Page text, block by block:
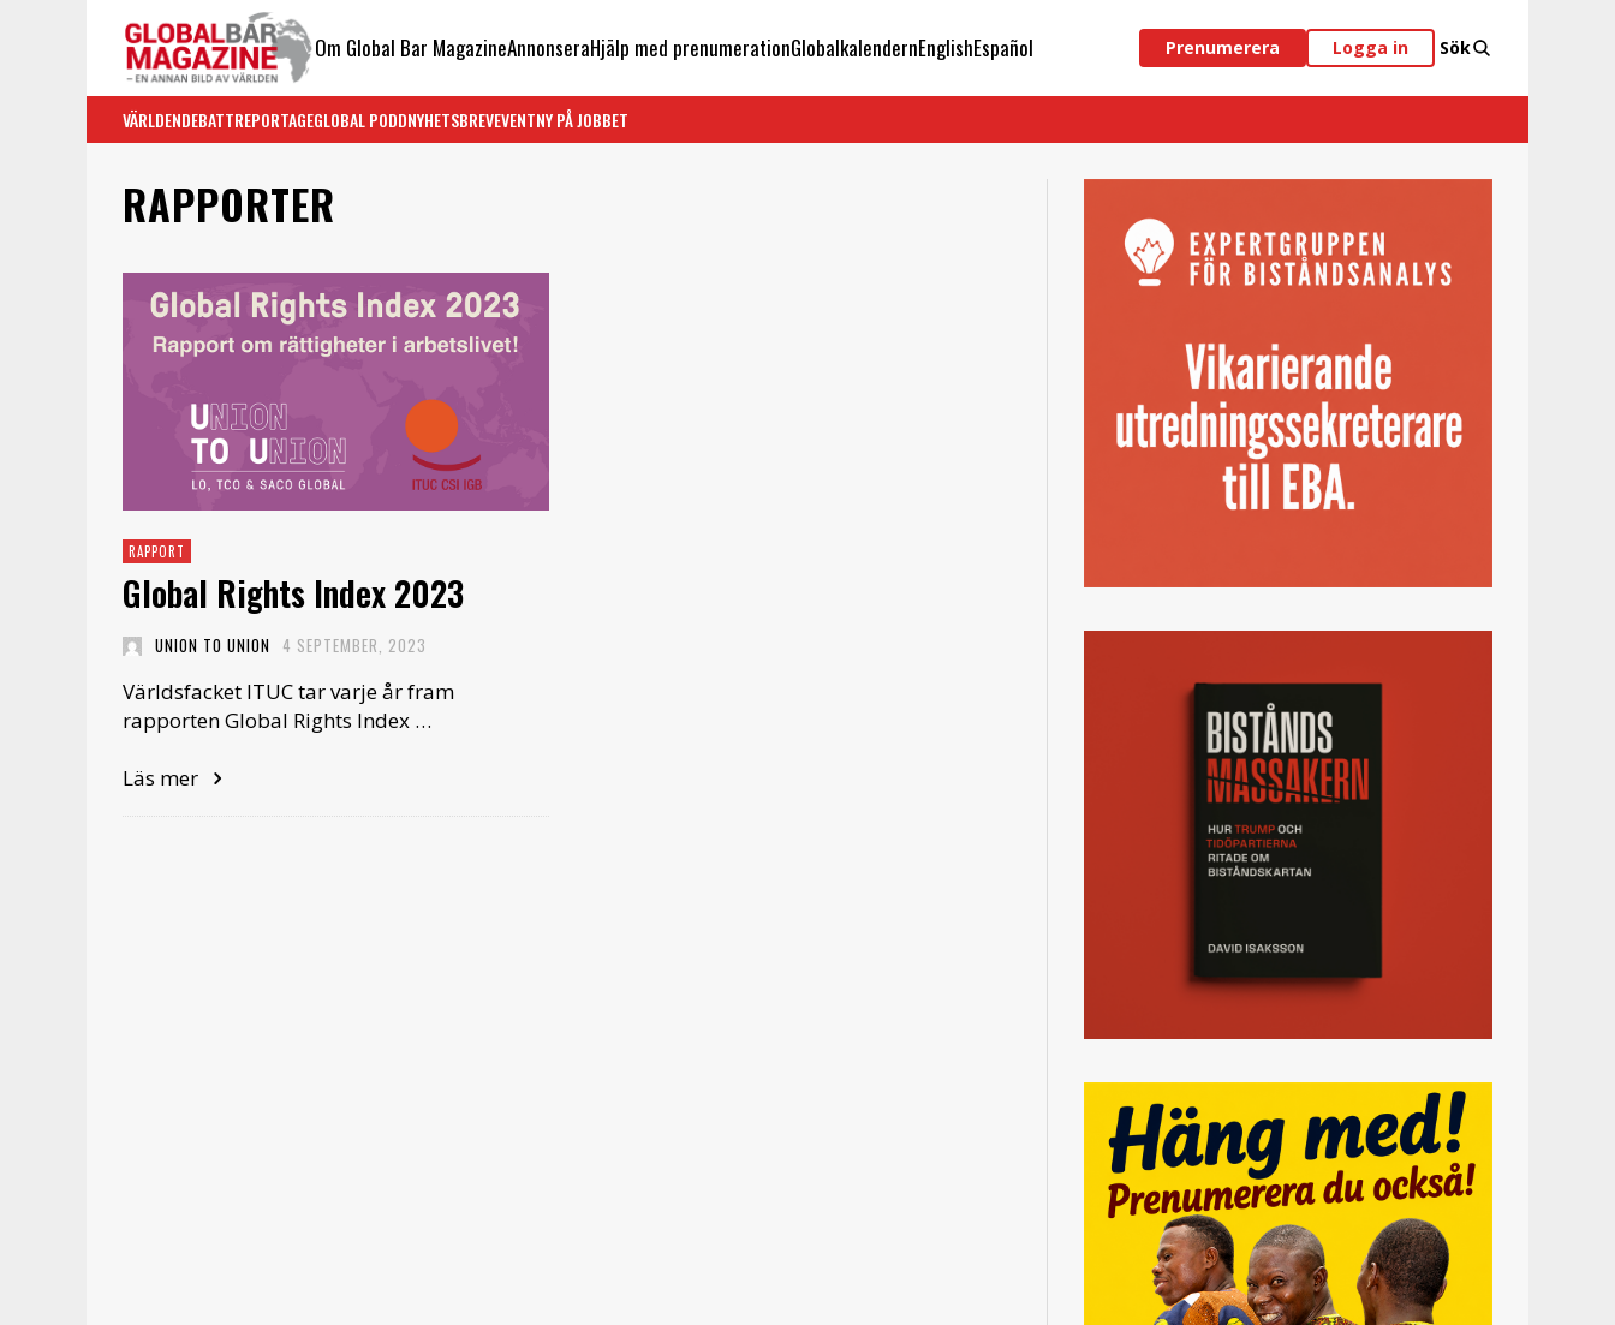
Om Global Bar MagazineAnnonseraHjälp med prenumerationGlobalkalendernEnglishEspañol Prenumerera Logga in Sök
VÄRLDENDEBATTREPORTAGEGLOBAL PODDNYHETSBREVEVENTNY PÅ JOBBET
RAPPORTER
RAPPORT
Global Rights Index 2023
UNION TO UNION 4 SEPTEMBER, 2023
Världsfacket ITUC tar varje år fram
rapporten Global Rights Index …
Läs mer